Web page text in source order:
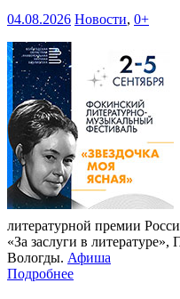
04.08.2026 Новости, 0+
литературной премии
«За заслуги в
Вологды. Афиша
Подробнее